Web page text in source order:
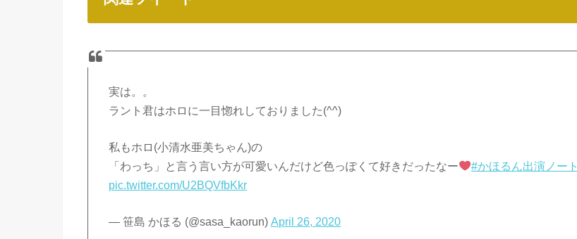
実は。。
ラント君はホロに一目惚れしておりました(^^)
私もホロ(小清水亜美ちゃん)の
「わっち」と言う言い方が可愛いんだけど色っぽくて好きだったなー
#かほるん出演ノート
pic.twitter.com/U2BQVfbKkr
— 笹島 かほる (@sasa_kaorun)April 26, 2020